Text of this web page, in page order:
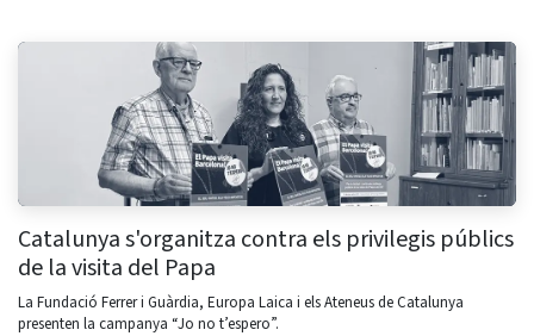
Catalunya s'organitza contra els privilegis públics
de la visita del Papa
La Fundació Ferrer i Guàrdia, Europa Laica i els Ateneus de Catalunya
presenten la campanya “Jo no t’espero”.